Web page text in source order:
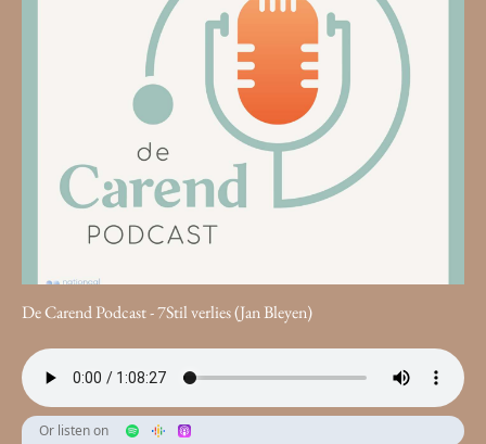
De Carend Podcast - 7Stil verlies (Jan Bleyen)
Or listen on